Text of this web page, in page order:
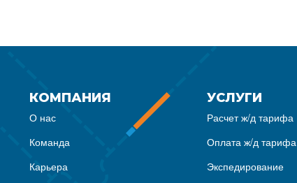
КОМПАНИЯ
О нас
Команда
Карьера
УСЛУГИ
Расчет ж/д тарифа
Оплата ж/д тарифа
Экспедирование